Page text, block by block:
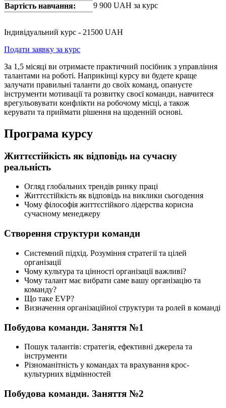
Вартість навчання:
9 900 UAH за курс
Індивідуальний курс - 21500 UAH
Подати заявку за курс
За 1,5 місяці ви отримаєте практичний посібник з управління
талантами на роботі. Наприкінці курсу ви будете краще
залучати правильні таланти до своїх команд, опануєте
інструменти мотивації та розвитку своєї команди, навчитеся
врегульовувати конфлікти на робочому місці, а також
керувати та приймати рішення на щоденній основі.
Програма курсу
Життєстійкість як відповідь на сучасну
реальність
Огляд глобальних трендів ринку праці
Життєстійкість як відповідь на виклики сьогодення
Чому філософія життєстійкого лідерства корисна
сучасному менеджеру
Створення структури команди
Системний підхід. Розуміння стратегії та цілей
організації
Чому культура та цінності організації важливі?
Чому талант має вибрати саме вашу організацію та
команду?
Що таке EVP?
Визначення організаційної структури та ролей в команді
Побудова команди. Заняття №1
Пошук талантів: стратегія, ефективні джерела та
інструменти
Різноманітність у командах та врахування крос-
культурних відмінностей
Побудова команди. Заняття №2